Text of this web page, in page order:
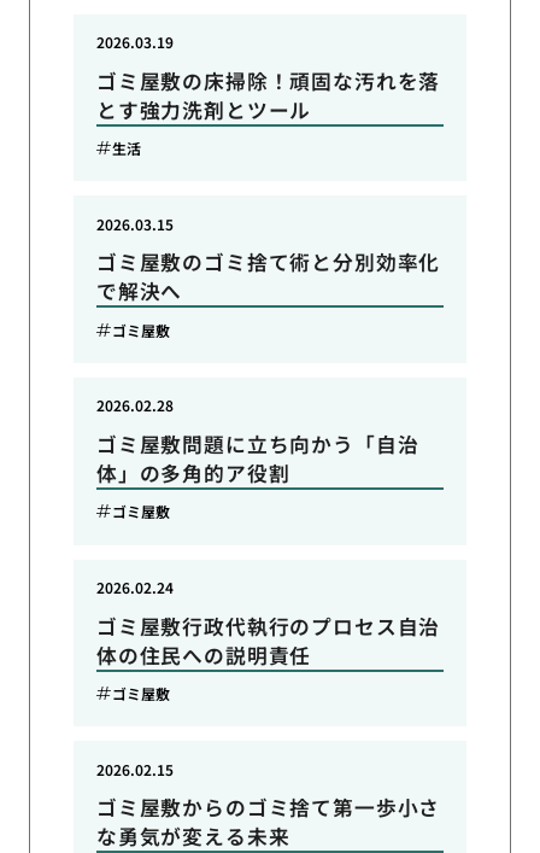
ゴミ屋敷の床掃除！頑固な汚れを落
とす強力洗剤とツール
2026.03.19
生活
ゴミ屋敷のゴミ捨て術と分別効率化
で解決へ
2026.03.15
ゴミ屋敷
ゴミ屋敷問題に立ち向かう「自治
体」の多角的ア役割
2026.02.28
ゴミ屋敷
ゴミ屋敷行政代執行のプロセス自治
体の住民への説明責任
2026.02.24
ゴミ屋敷
ゴミ屋敷からのゴミ捨て第一歩小さ
な勇気が変える未来
2026.02.15